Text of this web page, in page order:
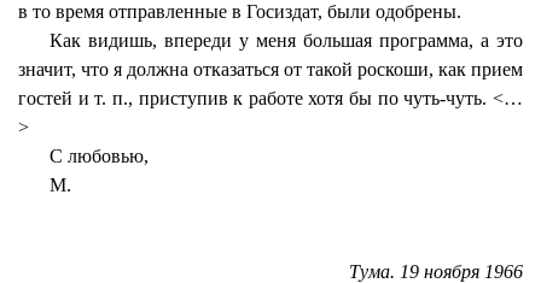
в то время отправленные в Госиздат, были одобрены.
Как видишь, впереди у меня большая программа, а это
значит, что я должна отказаться от такой роскоши, как прием
гостей и т. п., приступив к работе хотя бы по чуть-чуть. <…
>
С любовью,
М.
Тума. 19 ноября 1966